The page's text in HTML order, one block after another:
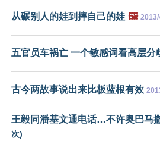
从碾别人的娃到摔自己的娃 🖼️
五官员车祸亡 一个敏感词看高层分
古今两故事说出来比板蓝根有效
王毅同潘基文通电话…不许奥巴马
次)